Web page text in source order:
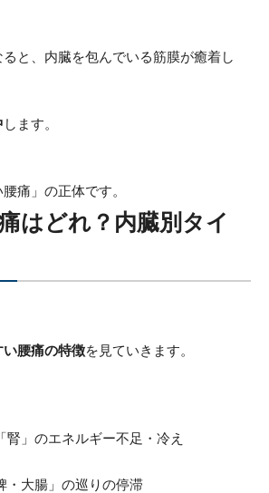
と、内臓を包んでいる筋膜が癒着し
します。
痛」の正体です。
はどれ？内臓別タイ
腰痛の特徴を見ていきます。
」のエネルギー不足・冷え
大腸」の巡りの停滞